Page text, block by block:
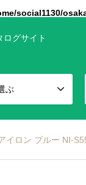
social1130/
グサイト
ぶ
イロン ブルー NI-